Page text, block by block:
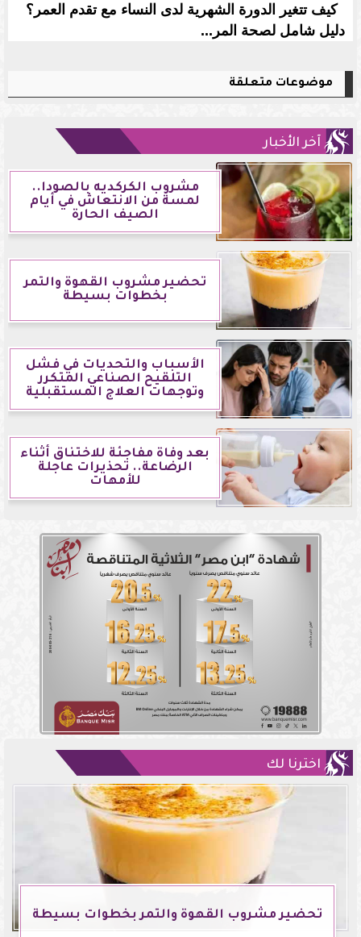
كيف تتغير الدورة الشهرية لدى النساء مع تقدم العمر؟
دليل شامل لصحة المر...
موضوعات متعلقة
آخر الأخبار
مشروب الكركديه بالصودا..
لمسة من الانتعاش في أيام
الصيف الحارة
تحضير مشروب القهوة والتمر
بخطوات بسيطة
الأسباب والتحديات في فشل
التلقيح الصناعي المتكرر
وتوجهات العلاج المستقبلية
بعد وفاة مفاجئة للاختناق أثناء
الرضاعة.. تحذيرات عاجلة
للأمهات
اخترنا لك
تحضير مشروب القهوة والتمر بخطوات بسيطة